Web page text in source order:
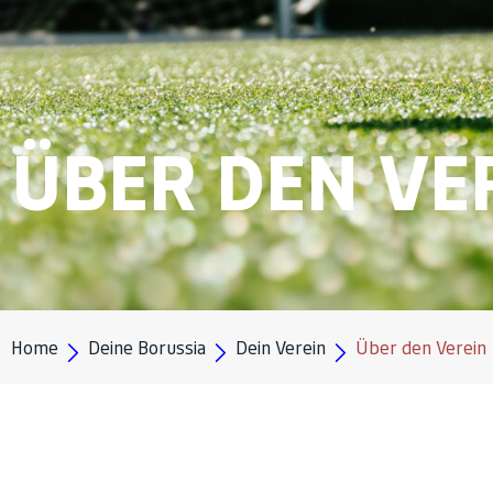
ÜBER DEN
Home Deine Borussia Dein Verein Über den Verein